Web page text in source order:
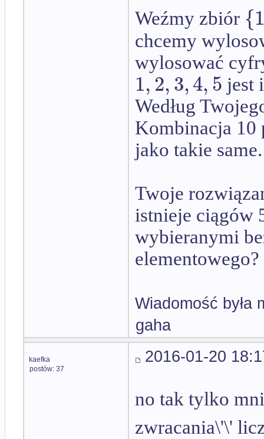
Weźmy zbiór {1
chcemy
wylosować
1,2,3,4,5 jest
Według
Kombinacja 10
jako takie
Twoje
istnieje ciągów
wybieranymi
elementowego?
Wiadomość była
gaha
kaefka
postów: 37
2016-01-20
no tak tylko
zwracania\'\'